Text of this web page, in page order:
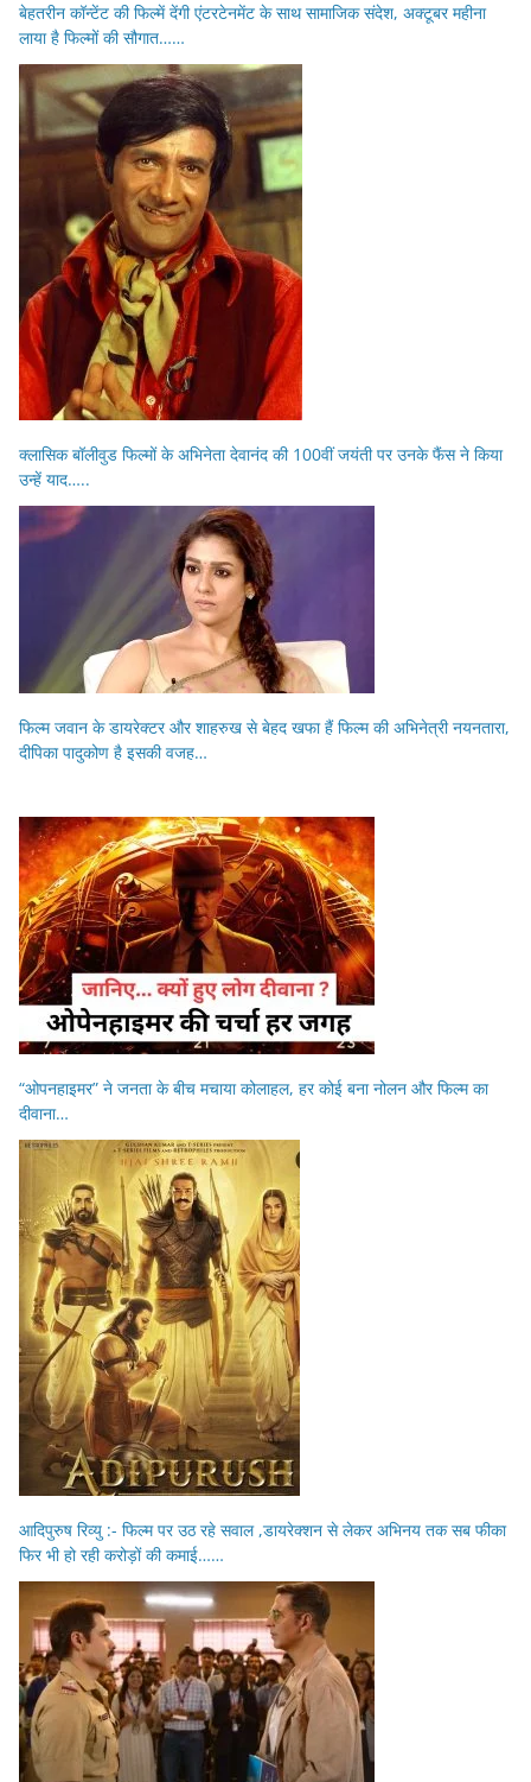
बेहतरीन कॉन्टेंट की फिल्में देंगी एंटरटेनमेंट के साथ सामाजिक संदेश, अक्टूबर महीना
लाया है फिल्मों की सौगात……
क्लासिक बॉलीवुड फिल्मों के अभिनेता देवानंद की 100वीं जयंती पर उनके फैंस ने किया
उन्हें याद…..
फिल्म जवान के डायरेक्टर और शाहरुख से बेहद खफा हैं फिल्म की अभिनेत्री नयनतारा,
दीपिका पादुकोण है इसकी वजह…
“ओपनहाइमर” ने जनता के बीच मचाया कोलाहल, हर कोई बना नोलन और फिल्म का
दीवाना…
आदिपुरुष रिव्यु :- फिल्म पर उठ रहे सवाल ,डायरेक्शन से लेकर अभिनय तक सब फीका
फिर भी हो रही करोड़ों की कमाई……